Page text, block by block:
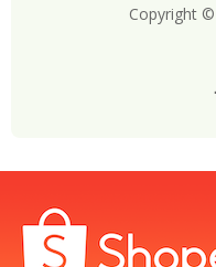
Copyright